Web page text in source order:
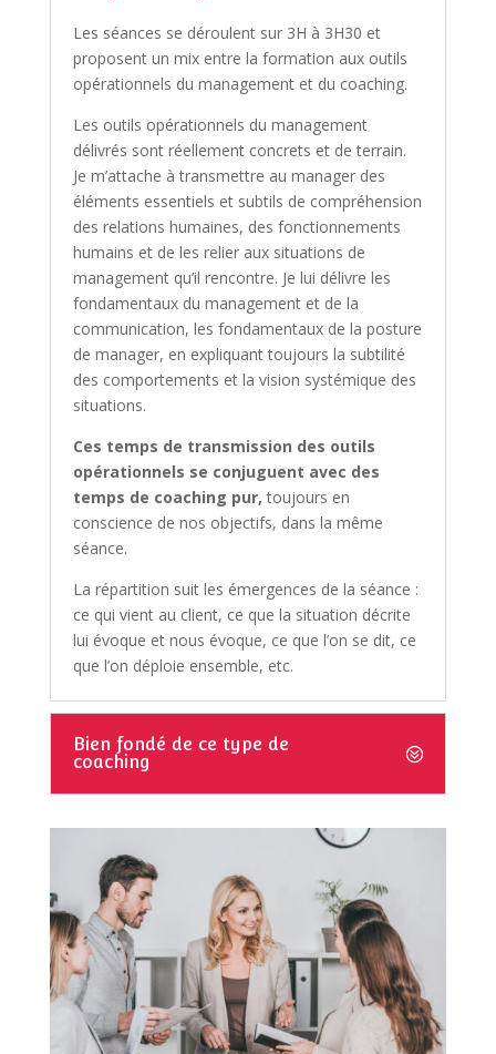
Les séances se déroulent sur 3H à 3H30 et
proposent un mix entre la formation aux outils
opérationnels du management et du coaching.
Les outils opérationnels du management
délivrés sont réellement concrets et de terrain.
Je m’attache à transmettre au manager des
éléments essentiels et subtils de compréhension
des relations humaines, des fonctionnements
humains et de les relier aux situations de
management qu’il rencontre. Je lui délivre les
fondamentaux du management et de la
communication, les fondamentaux de la posture
de manager, en expliquant toujours la subtilité
des comportements et la vision systémique des
situations.
Ces temps de transmission des outils
opérationnels se conjuguent avec des
temps de coaching pur, toujours en
conscience de nos objectifs, dans la même
séance.
La répartition suit les émergences de la séance :
ce qui vient au client, ce que la situation décrite
lui évoque et nous évoque, ce que l’on se dit, ce
que l’on déploie ensemble, etc.
Bien fondé de ce type de
coaching